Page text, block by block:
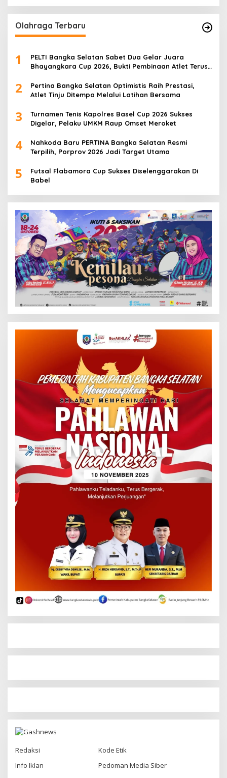
Olahraga Terbaru
1
PELTI Bangka Selatan Sabet Dua Gelar Juara
Bhayangkara Cup 2026, Bukti Pembinaan Atlet Terus
2
Pertina Bangka Selatan Optimistis Raih Prestasi,
Atlet Tinju Ditempa Melalui Latihan Bersama
3
Turnamen Tenis Kapolres Basel Cup 2026 Sukses
Digelar, Pelaku UMKM Raup Omset Meroket
4
Nahkoda Baru PERTINA Bangka Selatan Resmi
Terpilih, Porprov 2026 Jadi Target Utama
5
Futsal Flabamora Cup Sukses Diselenggarakan Di
Babel
Redaksi
Kode Etik
Info Iklan
Pedoman Media Siber